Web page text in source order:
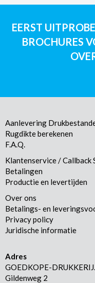
EERST
BROCHURES
Aanlevering
Rugdikte berekenen
F.A.Q.
Klantenservice / Callback
Betalingen
Productie en levertijden
Over ons
Betalings- en
Privacy policy
Juridische informatie
Adres
GOEDKOPE-
Gildenweg 2